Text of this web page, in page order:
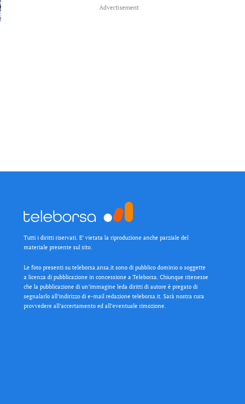
Advertisement
Tutti i diritti riservati. E’ vietata la riproduzione anche parziale del
materiale presente sul sito.
Le foto presenti su teleborsa.ansa.it sono di pubblico dominio o soggette
a licenza di pubblicazione in concessione a Teleborsa. Chiunque ritenesse
che la pubblicazione di un’immagine leda diritti di autore è pregato di
segnalarlo all’indirizzo di e-mail redazione teleborsa.it. Sarà nostra cura
provvedere all’accertamento ed all’eventuale rimozione.